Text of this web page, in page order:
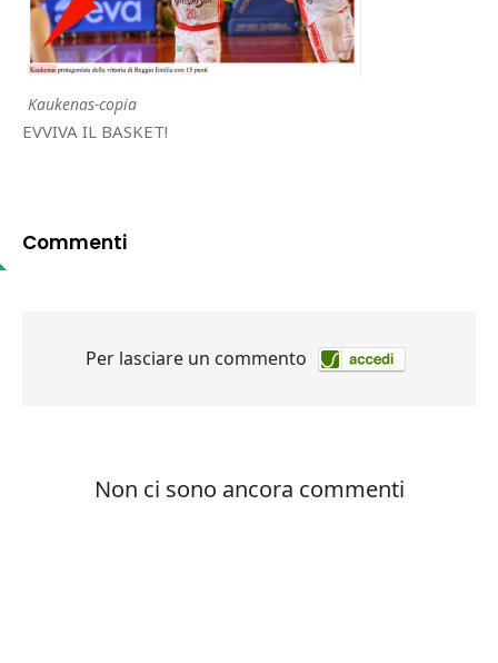
Kaukenas-copia
EVVIVA IL BASKET!
Commenti